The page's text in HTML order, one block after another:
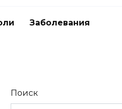
Заболевания
Поиск